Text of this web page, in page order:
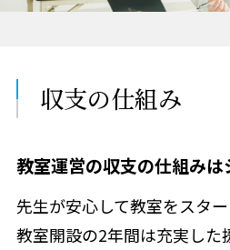
収支の仕組み
教室運営の収支の仕組みは
先生が安心して教室をスター
教室開設の2年間は充実した